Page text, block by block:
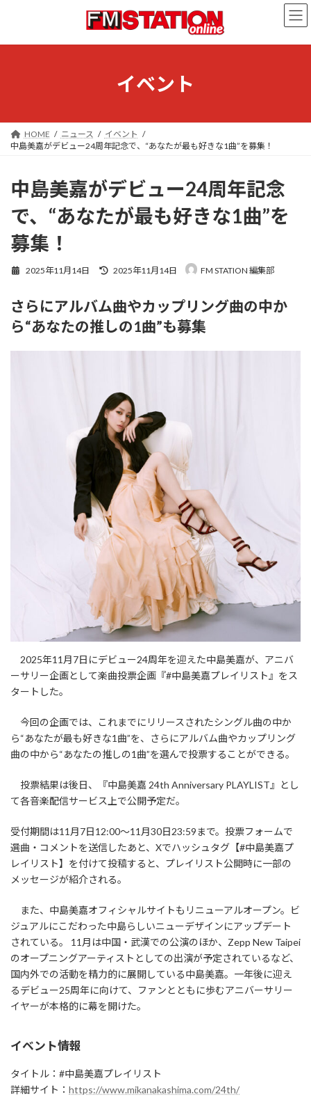
ン
ー
イベント
HOME ニュース
イベント
中島美嘉がデビュー24周年記念で、“あなたが最も好きな1曲”を募集！
中島美嘉がデビュー24周年記念
で、“あなたが最も好きな1曲”を
募集！
2025年11月14日
最
新
時
2025年11月14日 FM STATION 編集部
さらにアルバム曲やカップリング曲の中か
ら“あなたの推しの1曲”も募集
2025年11月7日にデビュー24周年を迎えた中島美嘉が、アニバ
ーサリー企画として楽曲投票企画『#中島美嘉プレイリスト』をス
タートした。
今回の企画では、これまでにリリースされたシングル曲の中か
ら“あなたが最も好きな1曲”を、さらにアルバム曲やカップリング
曲の中から“あなたの推しの1曲”を選んで投票することができる。
投票結果は後日、『中島美嘉 24th Anniversary PLAYLIST』とし
て各音楽配信サービス上で公開予定だ。
受付期間は11月7日12:00〜11月30日23:59まで。投票フォームで
選曲・コメントを送信したあと、Xでハッシュタグ【#中島美嘉プ
レイリスト】を付けて投稿すると、プレイリスト公開時に一部の
メッセージが紹介される。
また、中島美嘉オフィシャルサイトもリニューアルオープン。ビ
ジュアルにこだわった中島らしいニューデザインにアップデート
されている。 11月は中国・武漢での公演のほか、Zepp New Taipei
のオープニングアーティストとしての出演が予定されているなど、
国内外での活動を精力的に展開している中島美嘉。一年後に迎え
るデビュー25周年に向けて、ファンとともに歩むアニバーサリー
イヤーが本格的に幕を開けた。
イベント情報
タイトル：#中島美嘉プレイリスト
詳細サイト： https://www.mikanakashima.com/24th/